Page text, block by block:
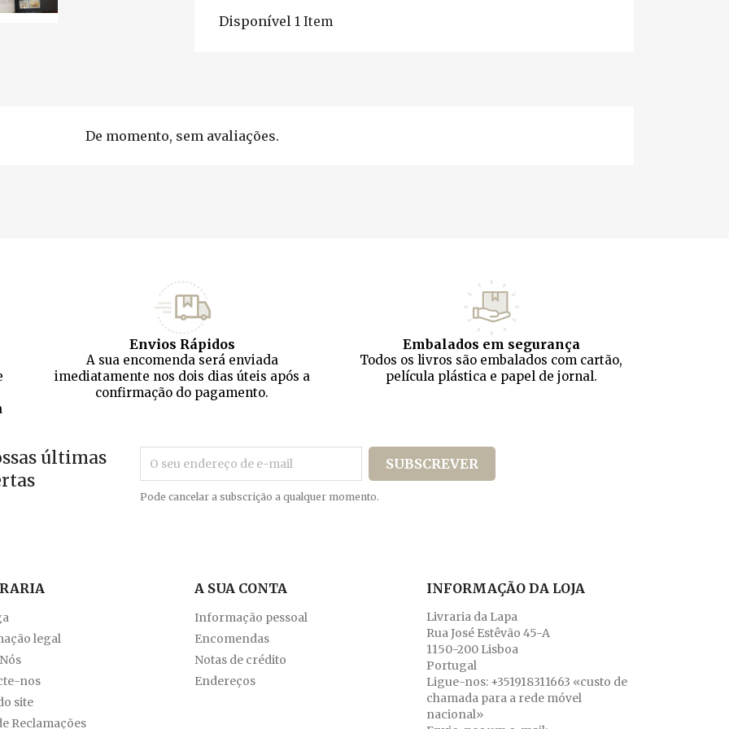
Disponível 1 Item
De momento, sem avaliações.
Envios Rápidos
A sua encomenda será enviada
imediatamente nos dois dias úteis após a
confirmação do pagamento.
Embalados em segurança
Todos os livros são embalados com cartão,
película plástica e papel de jornal.
últimas
Pode cancelar a subscrição a qualquer momento.
legal
nos
site
Reclamações
A SUA CONTA
Informação pessoal
Encomendas
Notas de crédito
Endereços
INFORMAÇÃO DA LOJA
Livraria da Lapa
Rua José Estêvão 45-A
1150-200 Lisboa
Portugal
Ligue-nos: +351918311663 «custo de
chamada para a rede móvel
nacional»